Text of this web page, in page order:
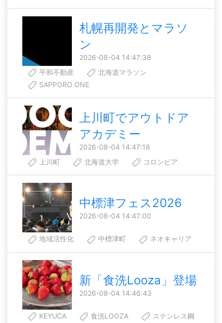
札幌再開発とマラソ
ン
2026-08-04 14:47:38
平和不動産
北海道マラソン
SAPPORO ONE
上川町でアウトドア
アカデミー
2026-08-04 14:47:18
上川町
北海道大学 コロンビア
中標津フェス2026
2026-08-04 14:47:00
地域活性化 中標津町 ネオキャリア
新「食洗Looza」登場
2026-08-04 14:46:43
KEYUCA 食洗LOOZA ステンレス鋼